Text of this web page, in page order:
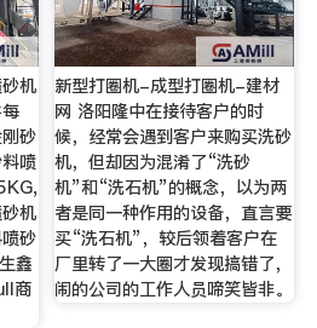
机
砂
喷
机
砂
鑫
商
新型打圈机-成型打圈机-建材
网 洛阳隆中在接待客户的时
候，经常会遇到客户来购买洗砂
机，但却因为混淆了“洗砂
机”和“洗石机”的概念，以为两
者是同一种作用的设备，直言要
买“洗石机”，较后领着客户在
厂里转了一大圈才发现搞错了，
闹的公司的工作人员啼笑皆非。